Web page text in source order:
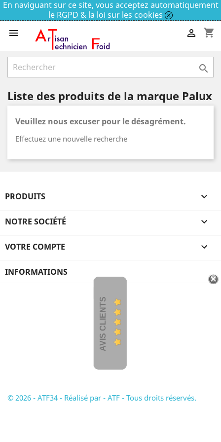
En naviguant sur ce site, vous acceptez automatiquement
le RGPD & la loi sur les cookies
 shopping_cart


Liste des produits de la marque Palux
Veuillez nous excuser pour le désagrément.
Effectuez une nouvelle recherche
PRODUITS 
NOTRE SOCIÉTÉ 
VOTRE COMPTE 
INFORMATIONS
AVIS CLIENTS
© 2026 - ATF34 - Réalisé par - ATF - Tous droits réservés.